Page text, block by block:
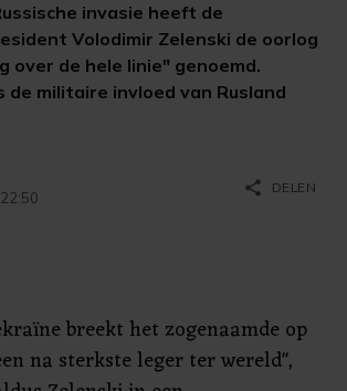
invasie heeft de
Volodimir Zelenski de oorlog
over de hele linie" genoemd.
de militaire invloed van Rusland
share DELEN
breekt het zogenaamde op
na sterkste leger ter wereld",